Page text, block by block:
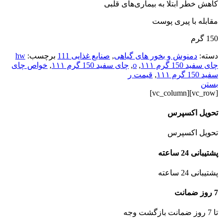
کاهش خطر ابتلا به بیماری‌های قلبی
مقابله با پیری پوست
150 گرم
دسته: دمنوش و بخور های گیاهی, صنایع غذایی 111 برچسب: hw
چای سفید 150 گرم ۱۱۱
,
o
, چای سفید 150 گرم ۱۱۱ , خواص چای
سفید 150 گرم ۱۱۱
, قیمت ر
بستن
[vc_row][vc_column]
تحویل اکسپرس
تحویل اکسپرس
پشتیبانی 24 ساعته
پشتیبانی 24 ساعته
7 روز ضمانت
تا 7 روز ضمانت بازگشت وجه